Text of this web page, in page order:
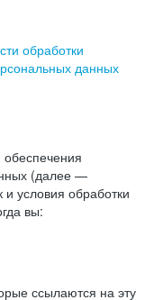
обработки
данных
обеспечения
(далее —
условия обработки
вы:
ссылаются на эту